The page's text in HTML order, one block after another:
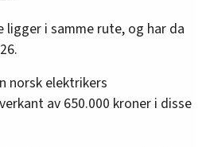
ligger i samme rute, og har da
norsk elektrikers
av 650.000 kroner i disse